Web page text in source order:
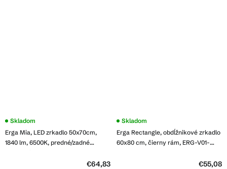
Erga Mia, LED zrkadlo 50x70cm,
1840 lm, 6500K, predné/zadné
Skladom
€64,83
Erga Rectangle, obdĺžnikové zrkadlo
60x80 cm, čierny rám, ERG-V01-
Skladom
€55,08